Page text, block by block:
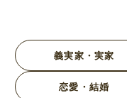
義実家・実家
恋愛・結婚